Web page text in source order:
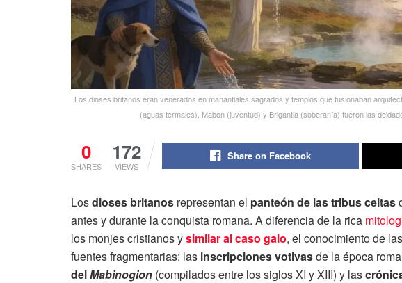
Los dioses britanos eran venerados en manantiales sagrados y templos que fusionaban
(aguas termales), Mabon (juventud) y Brigantia (soberanía) fueron las
0
SHARES
172
VIEWS
Share on Facebook
Losdioses britanos representan el panteón de las tribus celtas
antes y durante la conquista romana. A diferencia de la rica
los monjes cristianos ysimilar al caso galo, el conocimiento de
fuentes fragmentarias: las inscripciones votivasde la época
delMabinogion (compilados entre los siglos XI y XIII) y las